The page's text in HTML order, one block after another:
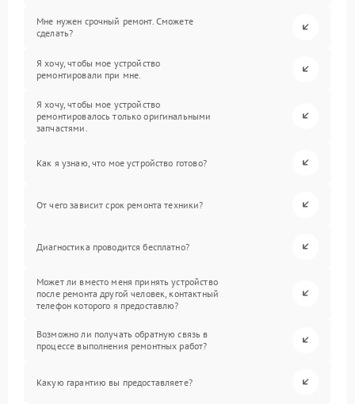
Мне нужен срочный ремонт. Сможете
сделать?
Я хочу, чтобы мое устройство
ремонтировали при мне.
Я хочу, чтобы мое устройство
ремонтировалось только оригинальными
запчастями.
Как я узнаю, что мое устройство готово?
От чего зависит срок ремонта техники?
Диагностика проводится бесплатно?
Может ли вместо меня принять устройство
после ремонта другой человек, контактный
телефон которого я предоставлю?
Возможно ли получать обратную связь в
процессе выполнения ремонтных работ?
Какую гарантию вы предоставляете?